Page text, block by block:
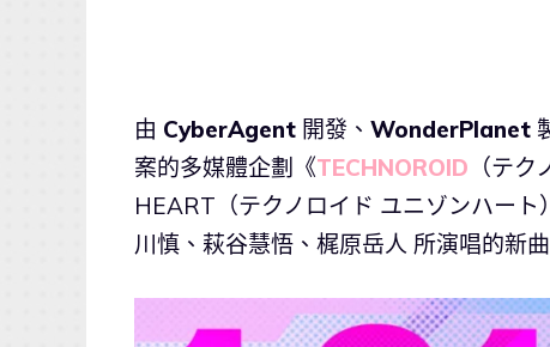
由 CyberAgent 開發、 WonderPlanet
案的多媒體企劃《TECHNOROID （テ
HEART（テクノロイド ユニゾンハー
川慎、萩谷慧悟、梶原岳人 所演唱的新